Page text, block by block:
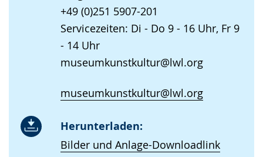
+49 (0)251 5907-201
Servicezeiten: Di - Do 9 - 16 Uhr, Fr 9
- 14 Uhr
museumkunstkultur@lwl.org
museumkunstkultur@lwl.org
Herunterladen:
Bilder und Anlage-Downloadlink